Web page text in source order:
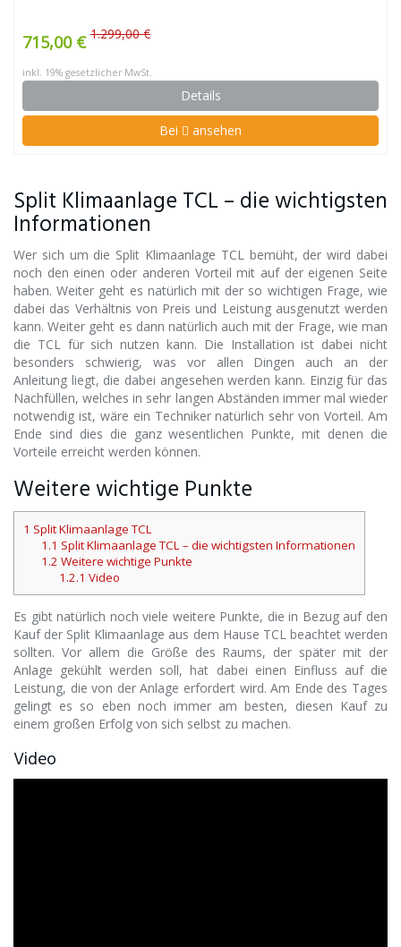
715,00 € 1.299,00 €
inkl. 19% gesetzlicher MwSt.
Details
Bei ansehen
Split Klimaanlage TCL – die wichtigsten
Informationen
Wer sich um die Split Klimaanlage TCL bemüht, der wird dabei
noch den einen oder anderen Vorteil mit auf der eigenen Seite
haben. Weiter geht es natürlich mit der so wichtigen Frage, wie
dabei das Verhältnis von Preis und Leistung ausgenutzt werden
kann. Weiter geht es dann natürlich auch mit der Frage, wie man
die TCL für sich nutzen kann. Die Installation ist dabei nicht
besonders schwierig, was vor allen Dingen auch an der
Anleitung liegt, die dabei angesehen werden kann. Einzig für das
Nachfüllen, welches in sehr langen Abständen immer mal wieder
notwendig ist, wäre ein Techniker natürlich sehr von Vorteil. Am
Ende sind dies die ganz wesentlichen Punkte, mit denen die
Vorteile erreicht werden können.
Weitere wichtige Punkte
1 Split Klimaanlage TCL
1.1 Split Klimaanlage TCL – die wichtigsten Informationen
1.2 Weitere wichtige Punkte
1.2.1 Video
Es gibt natürlich noch viele weitere Punkte, die in Bezug auf den
Kauf der Split Klimaanlage aus dem Hause TCL beachtet werden
sollten. Vor allem die Größe des Raums, der später mit der
Anlage gekühlt werden soll, hat dabei einen Einfluss auf die
Leistung, die von der Anlage erfordert wird. Am Ende des Tages
gelingt es so eben noch immer am besten, diesen Kauf zu
einem großen Erfolg von sich selbst zu machen.
Video